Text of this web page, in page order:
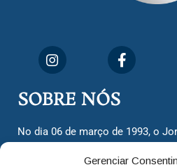
Gerenciar
SOBRE NÓS
No dia 06 de março de 1993, o